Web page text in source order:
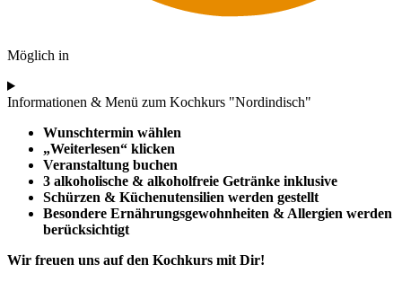
Möglich in
Informationen & Menü zum Kochkurs "Nordindisch"
Wunschtermin wählen
„Weiterlesen“ klicken
Veranstaltung buchen
3 alkoholische & alkoholfreie Getränke inklusive
Schürzen & Küchenutensilien werden gestellt
Besondere Ernährungsgewohnheiten & Allergien werden
berücksichtigt
Wir freuen uns auf den Kochkurs mit Dir!